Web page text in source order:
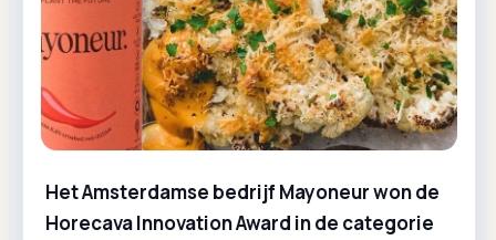
Het Amsterdamse bedrijf Mayoneur won de
Horecava Innovation Award in de categorie